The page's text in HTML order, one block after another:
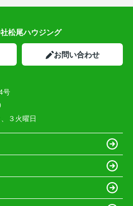
松尾ハウジング
お問い合わせ
号
３火曜日